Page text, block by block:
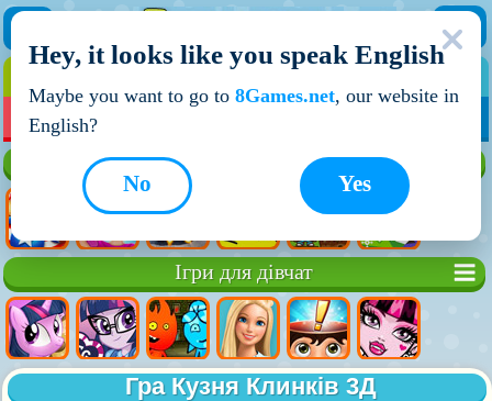
НОВІ ІГРИ
Ігри для дівчат
Гра Кузня Клинків 3Д
Hey, it looks like you speak English
Maybe you want to go to 8Games.net, our website in
English?
Yes
No